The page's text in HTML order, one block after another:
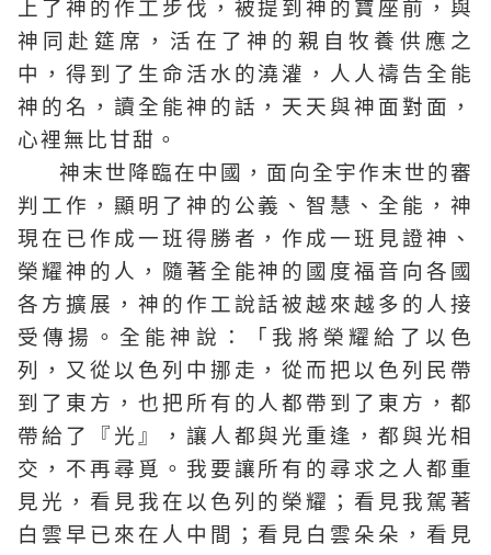
上了神的作工步伐，被提到神的寶座前，與
神同赴筵席，活在了神的親自牧養供應之
中，得到了生命活水的澆灌，人人禱告全能
神的名，讀全能神的話，天天與神面對面，
心裡無比甘甜。
神末世降臨在中國，面向全宇作末世的審
判工作，顯明了神的公義、智慧、全能，神
現在已作成一班得勝者，作成一班見證神、
榮耀神的人，隨著全能神的國度福音向各國
各方擴展，神的作工說話被越來越多的人接
受傳揚。全能神說：「我將榮耀給了以色
列，又從以色列中挪走，從而把以色列民帶
到了東方，也把所有的人都帶到了東方，都
帶給了『光』，讓人都與光重逢，都與光相
交，不再尋覓。我要讓所有的尋求之人都重
見光，看見我在以色列的榮耀；看見我駕著
白雲早已來在人中間；看見白雲朵朵，看見